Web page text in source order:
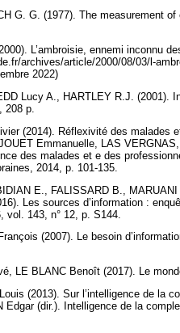
G. G. (1977). The measurement
L’ambroisie, ennemi inconnu
archives/article/2000/08/03/l-
2022)
Lucy A., HARTLEY R.J. (2001).
208 p.
(2014). Réflexivité des malades
Emmanuelle, LAS
des malades et e des
2014, p. 101-135.
E., FALISSARD B.,
Les sources d’information :
vol. 143, n° 12, p. S144.
(2007). Le besoin
LE BLANC Benoît (2017). Le
(2013). Sur l’intelligence de la
Edgar (dir.). Intelligence de la